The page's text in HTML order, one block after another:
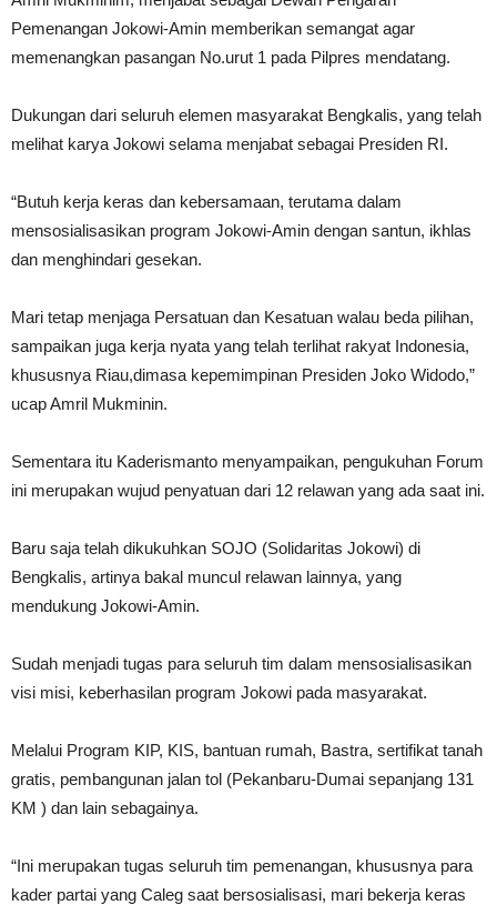
Pemenangan Jokowi-Amin memberikan semangat agar
memenangkan pasangan No.urut 1 pada Pilpres mendatang.
Dukungan dari seluruh elemen masyarakat Bengkalis, yang telah
melihat karya Jokowi selama menjabat sebagai Presiden RI.
“Butuh kerja keras dan kebersamaan, terutama dalam
mensosialisasikan program Jokowi-Amin dengan santun, ikhlas
dan menghindari gesekan.
Mari tetap menjaga Persatuan dan Kesatuan walau beda pilihan,
sampaikan juga kerja nyata yang telah terlihat rakyat Indonesia,
khususnya Riau,dimasa kepemimpinan Presiden Joko Widodo,”
ucap Amril Mukminin.
Sementara itu Kaderismanto menyampaikan, pengukuhan Forum
ini merupakan wujud penyatuan dari 12 relawan yang ada saat ini.
Baru saja telah dikukuhkan SOJO (Solidaritas Jokowi) di
Bengkalis, artinya bakal muncul relawan lainnya, yang
mendukung Jokowi-Amin.
Sudah menjadi tugas para seluruh tim dalam mensosialisasikan
visi misi, keberhasilan program Jokowi pada masyarakat.
Melalui Program KIP, KIS, bantuan rumah, Bastra, sertifikat tanah
gratis, pembangunan jalan tol (Pekanbaru-Dumai sepanjang 131
KM ) dan lain sebagainya.
“Ini merupakan tugas seluruh tim pemenangan, khususnya para
kader partai yang Caleg saat bersosialisasi, mari bekerja keras